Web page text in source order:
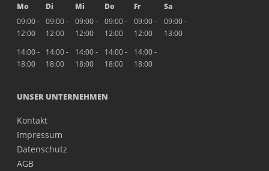
Mo Di Mi Do Fr
Sa
09:00 -
12:00
09:00 -
12:00
09:00 -
12:00
09:00 -
12:00
09:00 -
12:00
09:00 -
13:00
14:00 -
18:00
14:00 -
18:00
14:00 -
18:00
14:00 -
18:00
14:00 -
18:00
UNSER UNTERNEHMEN
Kontakt
Impressum
Datenschutz
AGB